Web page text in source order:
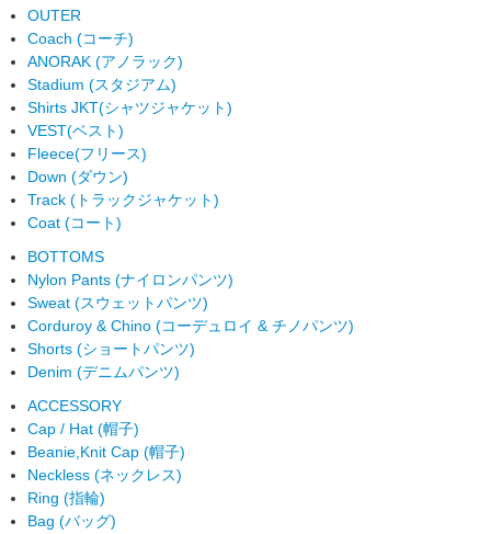
OUTER
Coach (コーチ)
ANORAK (アノラック)
Stadium (スタジアム)
Shirts JKT(シャツジャケット)
VEST(ベスト)
Fleece(フリース)
Down (ダウン)
Track (トラックジャケット)
Coat (コート)
BOTTOMS
Nylon Pants (ナイロンパンツ)
Sweat (スウェットパンツ)
Corduroy & Chino (コーデュロイ & チノパンツ)
Shorts (ショートパンツ)
Denim (デニムパンツ)
ACCESSORY
Cap / Hat (帽子)
Beanie,Knit Cap (帽子)
Neckless (ネックレス)
Ring (指輪)
Bag (バッグ)